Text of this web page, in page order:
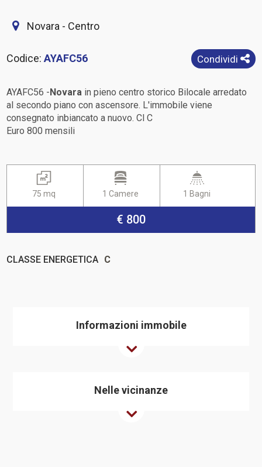
Novara - Centro
Condividi
Codice:AYAFC56
AYAFC56 -Novara in pieno centro storico Bilocale arredato
al secondo piano con ascensore. L'immobile viene
consegnato inbiancato a nuovo. Cl C
Euro 800 mensili
75 mq 1 Camere 1 Bagni
€ 800
CLASSE ENERGETICA C
Informazioni immobile
Nelle vicinanze